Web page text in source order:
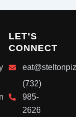
LET’S
CONNECT
(732)
985-
2626